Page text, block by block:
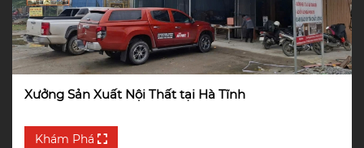
Xưởng Sản Xuất Nội Thất tại Hà Tĩnh
Khám Phá